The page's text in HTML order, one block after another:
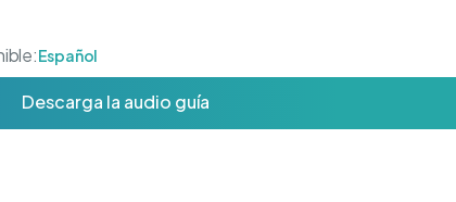
Español
Descarga la audio guía